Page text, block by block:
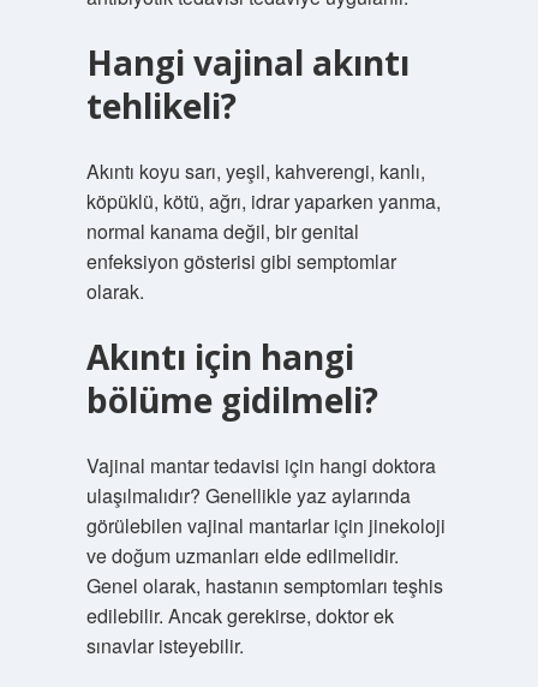
Hangi vajinal akıntı
tehlikeli?
Akıntı koyu sarı, yeşil, kahverengi, kanlı,
köpüklü, kötü, ağrı, idrar yaparken yanma,
normal kanama değil, bir genital
enfeksiyon gösterisi gibi semptomlar
olarak.
Akıntı için hangi
bölüme gidilmeli?
Vajinal mantar tedavisi için hangi doktora
ulaşılmalıdır? Genellikle yaz aylarında
görülebilen vajinal mantarlar için jinekoloji
ve doğum uzmanları elde edilmelidir.
Genel olarak, hastanın semptomları teşhis
edilebilir. Ancak gerekirse, doktor ek
sınavlar isteyebilir.